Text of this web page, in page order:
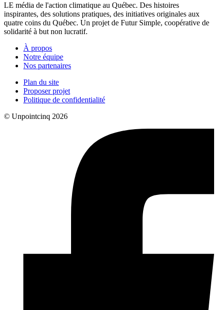
LE média de l'action climatique au Québec. Des histoires
inspirantes, des solutions pratiques, des initiatives originales aux
quatre coins du Québec. Un projet de Futur Simple, coopérative de
solidarité à but non lucratif.
À propos
Notre équipe
Nos partenaires
Plan du site
Proposer projet
Politique de confidentialité
© Unpointcinq 2026